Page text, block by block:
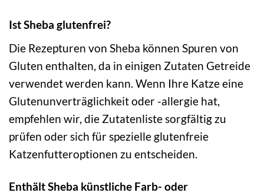
Ist Sheba glutenfrei?
Die Rezepturen von Sheba können Spuren von
Gluten enthalten, da in einigen Zutaten Getreide
verwendet werden kann. Wenn Ihre Katze eine
Glutenunverträglichkeit oder -allergie hat,
empfehlen wir, die Zutatenliste sorgfältig zu
prüfen oder sich für spezielle glutenfreie
Katzenfutteroptionen zu entscheiden.
Enthält Sheba künstliche Farb- oder